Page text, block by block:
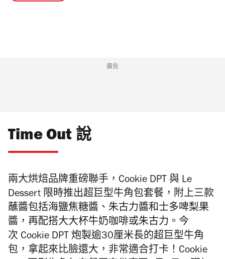
廣告
Time Out 說
兩大烘焙品牌重磅聯手， Cookie DPT 與 Le
Dessert 限時推出超巨型牛角包套餐，附上三款
蘸醬包括海鹽焦糖醬、朱古力醬和士多啤梨果
醬，再配搭大大杯牛奶咖啡或朱古力。今
次 Cookie DPT 炮製逾30厘米長的超巨型牛角
包，拿起來比臉還大，非常適合打卡！Cookie